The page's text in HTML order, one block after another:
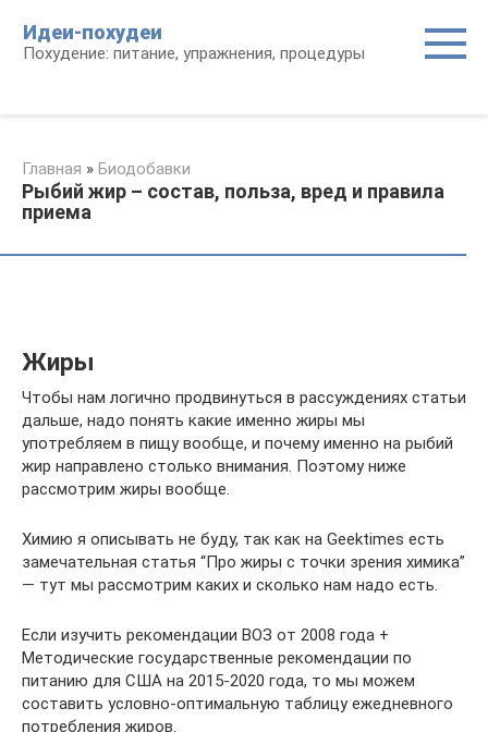
контенту
Идеи-похудеи
Похудение: питание, упражнения, процедуры
Главная » Биодобавки
Рыбий жир – состав, польза, вред и правила
приема
Жиры
Чтобы нам логично продвинуться в рассуждениях статьи
дальше, надо понять какие именно жиры мы
употребляем в пищу вообще, и почему именно на рыбий
жир направлено столько внимания. Поэтому ниже
рассмотрим жиры вообще.
Химию я описывать не буду, так как на Geektimes есть
замечательная статья “Про жиры с точки зрения химика”
— тут мы рассмотрим каких и сколько нам надо есть.
Если изучить рекомендации ВОЗ от 2008 года +
Методические государственные рекомендации по
питанию для США на 2015-2020 года, то мы можем
составить условно-оптимальную таблицу ежедневного
потребления жиров.